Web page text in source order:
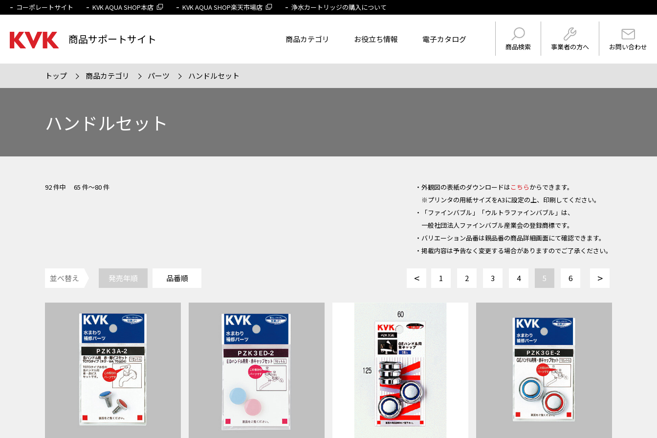
商品サポートサイト
商品検索 事業者の方へ お問い合わせ
商品カテゴリ お役立ち情報 電子カタログ
コーポレートサイト KVK AQUA SHOP本店 KVK AQUA SHOP楽天市場店 浄水カートリッジの購入について
トップ 商品カテゴリ パーツ ハンドルセット
ハンドルセット
92 件中 65 件～80 件 ・外観図の表紙のダウンロードはこちらからできます。
※プリンタの用紙サイズをA3に設定の上、印刷してください。
・「ファインバブル」「ウルトラファインバブル」は、
一般社団法人ファインバブル産業会の登録商標です。
・バリエーション品番は親品番の商品詳細画面にて確認できます。
・掲載内容は予告なく変更する場合がありますのでご了承ください。
並べ替え 発売年順 品番順 < 1 2 3 4 5 6 >